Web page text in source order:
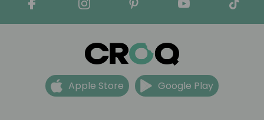
Apple Store Google Play